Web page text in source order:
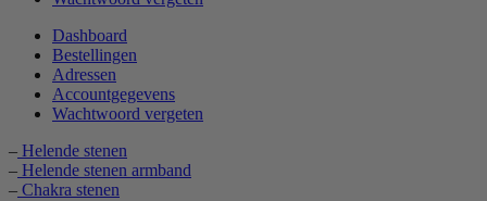
Dashboard
Bestellingen
Adressen
Accountgegevens
Wachtwoord vergeten
– Helende stenen
– Helende stenen armband
– Chakra stenen